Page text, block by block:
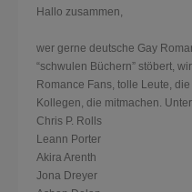
Hallo zusammen,
wer gerne deutsche Gay
“schwulen Büchern” stöbert,
Romance Fans, tolle Leute,
Kollegen, die mitmachen.
Chris P. Rolls
Leann Porter
Akira Arenth
Jona Dreyer